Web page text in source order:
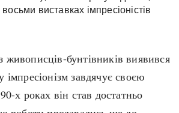
виставках імпресіоністів
бунтівників виявився
завдячує своєю
х роках він став достатньо